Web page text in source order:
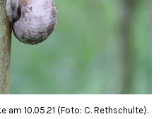
am 10.05.21 (Foto: C. Rethschulte).